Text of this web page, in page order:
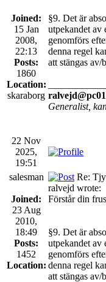
Joined:
15 Jan
2008,
22:13
Posts:
1860
Location:
skaraborg
§9. Det är
utpekandet av
genomförs
denna regel
att stängas av/
Generalist,
22 Nov
2025,
19:51
salesman
Joined:
23 Aug
2010,
18:49
Posts:
1452
Location:
Re:
ralvejd wrote:
Förstår din
§9. Det är
utpekandet av
genomförs
denna regel
att stängas av/